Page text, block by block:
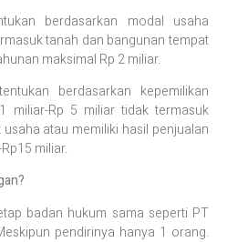
berdasarkan modal usaha
tanah dan bangunan tempat
maksimal Rp 2 miliar.
berdasarkan kepemilikan
miliar-Rp 5 miliar tidak termasuk
atau memiliki hasil penjualan
miliar.
badan hukum sama seperti PT
pendirinya hanya 1 orang.